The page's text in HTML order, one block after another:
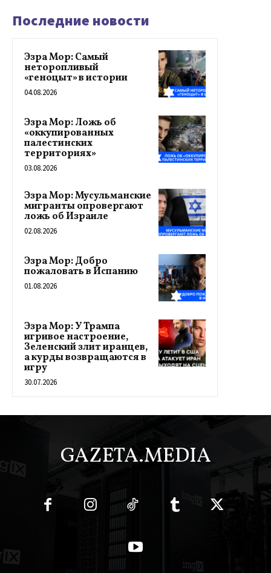
Последние новости
Эзра Мор: Самый
неторопливый
«геноцыт» в истории
04.08.2026
Эзра Мор: Ложь об
«оккупированных
палестинских
территориях»
03.08.2026
Эзра Мор: Мусульманские
мигранты опровергают
ложь об Израиле
02.08.2026
Эзра Мор: Добро
пожаловать в Испанию
01.08.2026
Эзра Мор: У Трампа
игривое настроение,
Зеленский злит иранцев,
а курды возвращаются в
игру
30.07.2026
GAZETA.MEDIA